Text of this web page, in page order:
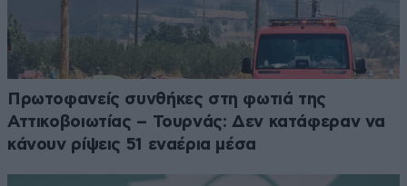
Πρωτοφανείς συνθήκες στη φωτιά της
Αττικοβοιωτίας – Τουρνάς: Δεν κατάφεραν να
κάνουν ρίψεις 51 εναέρια μέσα